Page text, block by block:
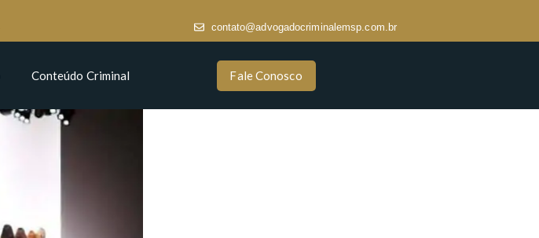
contato@advogadocriminalemsp.com.br
Conteúdo Criminal Fale Conosco